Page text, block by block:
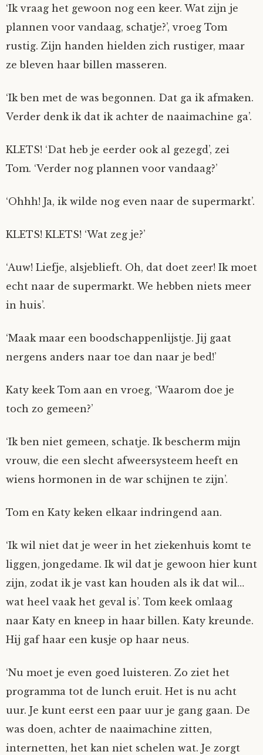
‘Ik vraag het gewoon nog een keer. Wat zijn je
plannen voor vandaag, schatje?’, vroeg Tom
rustig. Zijn handen hielden zich rustiger, maar
ze bleven haar billen masseren.
‘Ik ben met de was begonnen. Dat ga ik afmaken.
Verder denk ik dat ik achter de naaimachine ga’.
KLETS! ‘Dat heb je eerder ook al gezegd’, zei
Tom. ‘Verder nog plannen voor vandaag?’
‘Ohhh! Ja, ik wilde nog even naar de supermarkt’.
KLETS! KLETS! ‘Wat zeg je?’
‘Auw! Liefje, alsjeblieft. Oh, dat doet zeer! Ik moet
echt naar de supermarkt. We hebben niets meer
in huis’.
‘Maak maar een boodschappenlijstje. Jij gaat
nergens anders naar toe dan naar je bed!’
Katy keek Tom aan en vroeg, ‘Waarom doe je
toch zo gemeen?’
‘Ik ben niet gemeen, schatje. Ik bescherm mijn
vrouw, die een slecht afweersysteem heeft en
wiens hormonen in de war schijnen te zijn’.
Tom en Katy keken elkaar indringend aan.
‘Ik wil niet dat je weer in het ziekenhuis komt te
liggen, jongedame. Ik wil dat je gewoon hier kunt
zijn, zodat ik je vast kan houden als ik dat wil…
wat heel vaak het geval is’. Tom keek omlaag
naar Katy en kneep in haar billen. Katy kreunde.
Hij gaf haar een kusje op haar neus.
‘Nu moet je even goed luisteren. Zo ziet het
programma tot de lunch eruit. Het is nu acht
uur. Je kunt eerst een paar uur je gang gaan. De
was doen, achter de naaimachine zitten,
internetten, het kan niet schelen wat. Je zorgt